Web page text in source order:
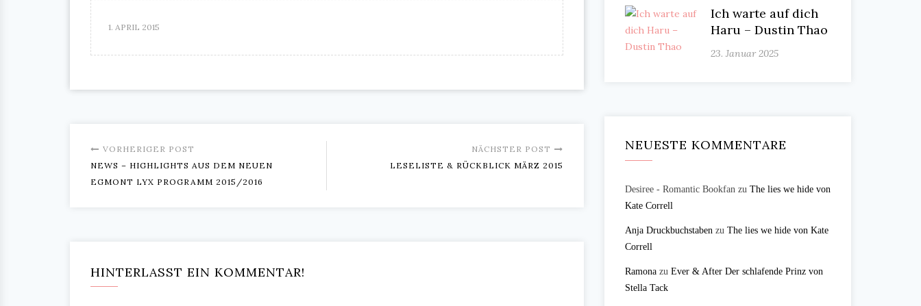
1. APRIL 2015
VORHERIGER POST
NEWS – HIGHLIGHTS AUS DEM NEUEN
EGMONT LYX PROGRAMM 2015/2016
NÄCHSTER POST
LESELISTE & RÜCKBLICK MÄRZ 2015
HINTERLASST EIN KOMMENTAR!
Ich warte auf dich
Haru – Dustin Thao
23. Januar 2025
NEUESTE KOMMENTARE
Desiree - Romantic Bookfan zu The lies we hide von
Kate Correll
Anja Druckbuchstaben zu The lies we hide von Kate
Correll
Ramona zu Ever & After Der schlafende Prinz von
Stella Tack